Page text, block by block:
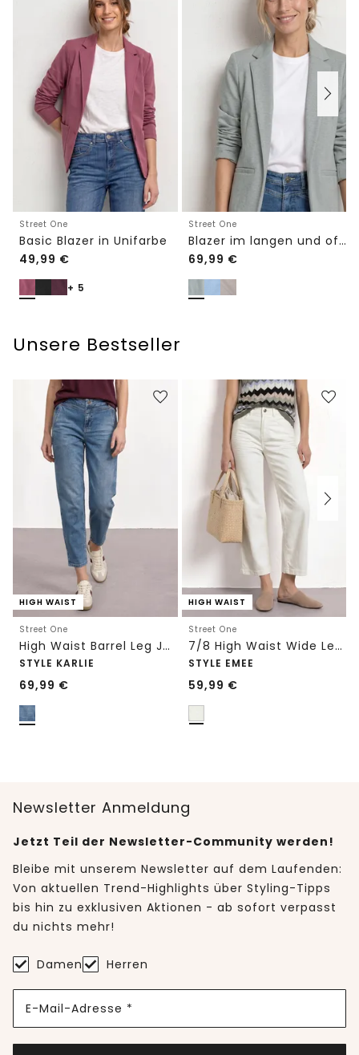
Street One
Basic Blazer in Unifarbe
49,99 €
+ 5
Street One
Blazer im langen und offenen Schnitt
69,99 €
Unsere Bestseller
HIGH WAIST
Street One
High Waist Barrel Leg Jeans im Loose Fit
STYLE KARLIE
69,99 €
HIGH WAIST
Street One
7/8 High Waist Wide Leg Jeans im Loose Fit
STYLE EMEE
59,99 €
Newsletter Anmeldung
Jetzt Teil der Newsletter-Community werden!
Bleibe mit unserem Newsletter auf dem Laufenden:
Von aktuellen Trend-Highlights über Styling-Tipps
bis hin zu exklusiven Aktionen - ab sofort verpasst
du nichts mehr!
Damen Herren
E-Mail-Adresse *